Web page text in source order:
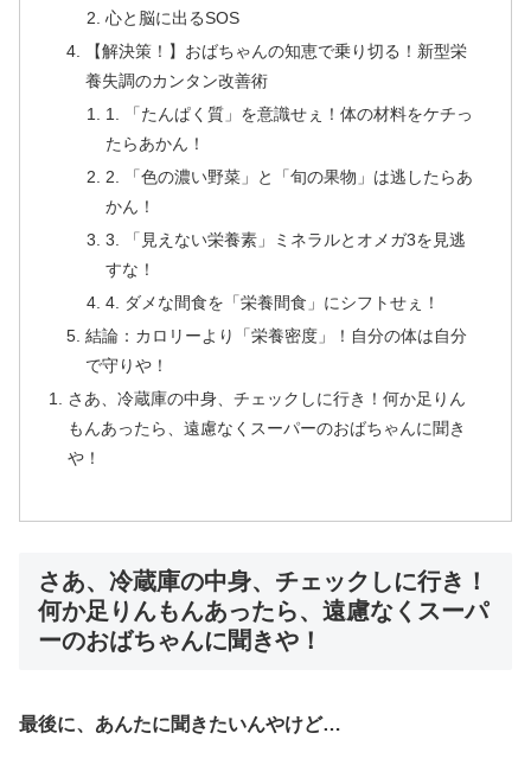
心と脳に出るSOS
【解決策！】おばちゃんの知恵で乗り切る！新型栄
養失調のカンタン改善術
1. 「たんぱく質」を意識せぇ！体の材料をケチっ
たらあかん！
2. 「色の濃い野菜」と「旬の果物」は逃したらあ
かん！
3. 「見えない栄養素」ミネラルとオメガ3を見逃
すな！
4. ダメな間食を「栄養間食」にシフトせぇ！
結論：カロリーより「栄養密度」！自分の体は自分
で守りや！
さあ、冷蔵庫の中身、チェックしに行き！何か足りん
もんあったら、遠慮なくスーパーのおばちゃんに聞き
や！
さあ、冷蔵庫の中身、チェックしに行き！
何か足りんもんあったら、遠慮なくスーパ
ーのおばちゃんに聞きや！
最後に、あんたに聞きたいんやけど…